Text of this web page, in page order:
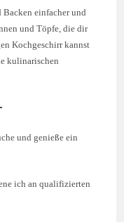
Backen einfacher und
und Töpfe, die dir
Kochgeschirr kannst
kulinarischen
und genieße ein
ich an qualifizierten